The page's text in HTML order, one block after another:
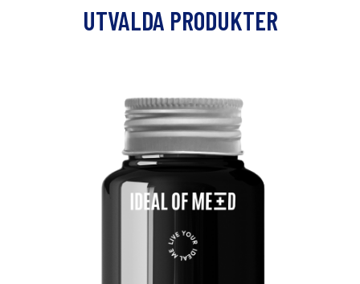
UTVALDA PRODUKTER